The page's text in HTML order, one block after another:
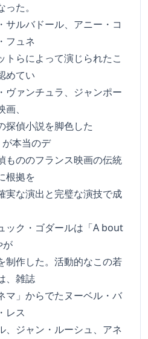
た。
ルバドール、アニー・コ
フュネ
らによって演じられたこ
めてい
ァンチュラ、ジャンポー
、
偵小説を脚色した
本当のデ
ののフランス映画の伝統
根拠を
な演出と完璧な演技で成
ック・ゴダールは「A bout
が
作した。活動的なこの若
、雑誌
」からでたヌーベル・バ
レス
ジャン・ルーシュ、アネ